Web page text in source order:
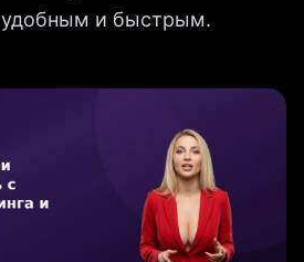
удобным и быстрым.